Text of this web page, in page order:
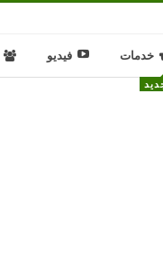
خدمات فيديو